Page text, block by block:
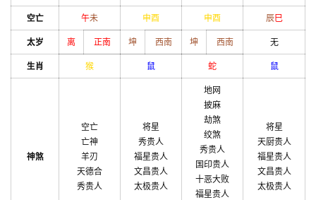
空亡 午未 申酉 申酉 辰巳
太岁 离 正南 坤 西南 坤 西南 无
生肖 猴 鼠 蛇 鼠
神煞
空亡
亡神
羊刃
天德合
秀贵人
将星
秀贵人
福星贵人
文昌贵人
太极贵人
地网
披麻
劫煞
绞煞
秀贵人
国印贵人
十恶大败
福星贵人
将星
天厨贵人
福星贵人
文昌贵人
太极贵人